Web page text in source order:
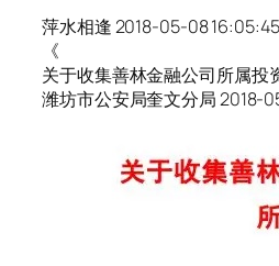
萍水相逢 2018-05-08 16:05:45
《
关于收集善林金融公司所属投
潍坊市公安局奎文分局 2018-